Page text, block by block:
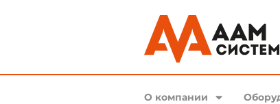
О компании